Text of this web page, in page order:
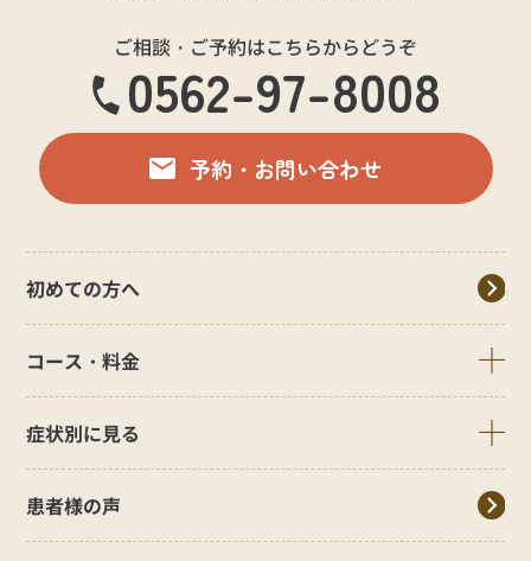
ご相談・ご予約はこちらからどうぞ
0562-97-8008
予約・お問い合わせ
初めての方へ
コース・料金
症状別に見る
患者様の声